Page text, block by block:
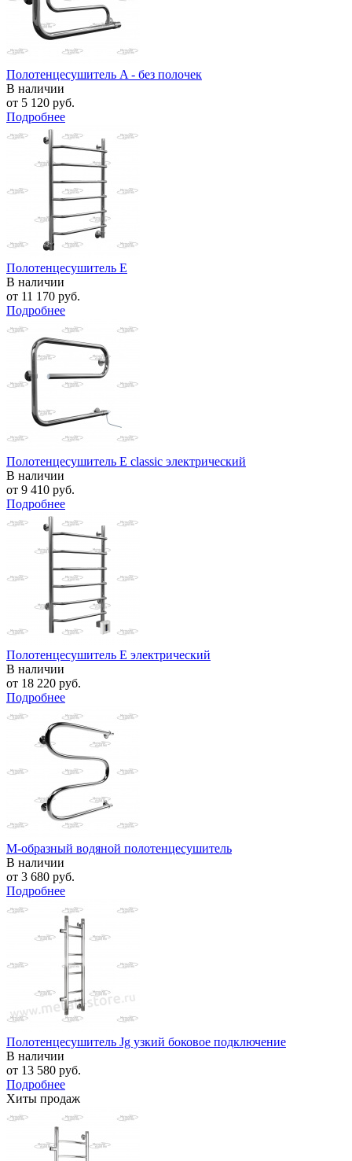
Полотенцесушитель A - без полочек
В наличии
от 5 120 руб.
Подробнее
Полотенцесушитель E
В наличии
от 11 170 руб.
Подробнее
Полотенцесушитель E classic электрический
В наличии
от 9 410 руб.
Подробнее
Полотенцесушитель E электрический
В наличии
от 18 220 руб.
Подробнее
М-образный водяной полотенцесушитель
В наличии
от 3 680 руб.
Подробнее
Полотенцесушитель Jg узкий боковое подключение
В наличии
от 13 580 руб.
Подробнее
Хиты продаж